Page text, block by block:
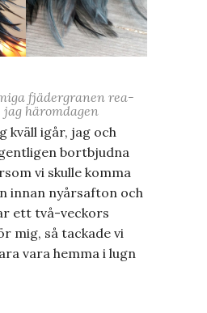
fjädergranen rea-
jag häromdagen
kväll igår, jag och
bortbjudna
vi skulle komma
innan nyårsafton och
ett två-veckors
mig, så tackade vi
vara hemma i lugn